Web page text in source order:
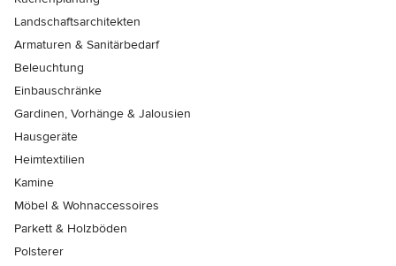
Landschaftsarchitekten
Armaturen & Sanitärbedarf
Beleuchtung
Einbauschränke
Gardinen, Vorhänge & Jalousien
Hausgeräte
Heimtextilien
Kamine
Möbel & Wohnaccessoires
Parkett & Holzböden
Polsterer